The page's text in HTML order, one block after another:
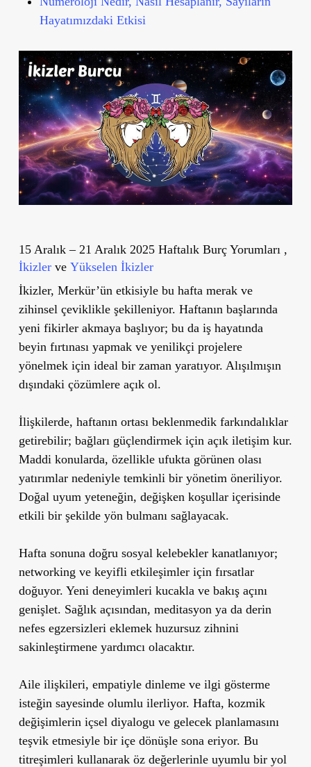
Hayatımızdaki Etkisi
15 Aralık – 21 Aralık 2025 Haftalık Burç Yorumları ,
İkizlerve Yükselen İkizler
İkizler, Merkür’ün etkisiyle bu hafta merak ve
zihinsel çeviklikle şekilleniyor. Haftanın başlarında
yeni fikirler akmaya başlıyor; bu da iş hayatında
beyin fırtınası yapmak ve yenilikçi projelere
yönelmek için ideal bir zaman yaratıyor. Alışılmışın
dışındaki çözümlere açık ol.
İlişkilerde, haftanın ortası beklenmedik farkındalıklar
getirebilir; bağları güçlendirmek için açık iletişim kur.
Maddi konularda, özellikle ufukta görünen olası
yatırımlar nedeniyle temkinli bir yönetim öneriliyor.
Doğal uyum yeteneğin, değişken koşullar içerisinde
etkili bir şekilde yön bulmanı sağlayacak.
Hafta sonuna doğru sosyal kelebekler kanatlanıyor;
networking ve keyifli etkileşimler için fırsatlar
doğuyor. Yeni deneyimleri kucakla ve bakış açını
genişlet. Sağlık açısından, meditasyon ya da derin
nefes egzersizleri eklemek huzursuz zihnini
sakinleştirmene yardımcı olacaktır.
Aile ilişkileri, empatiyle dinleme ve ilgi gösterme
isteğin sayesinde olumlu ilerliyor. Hafta, kozmik
değişimlerin içsel diyalogu ve gelecek planlamasını
teşvik etmesiyle bir içe dönüşle sona eriyor. Bu
titreşimleri kullanarak öz değerlerinle uyumlu bir yol